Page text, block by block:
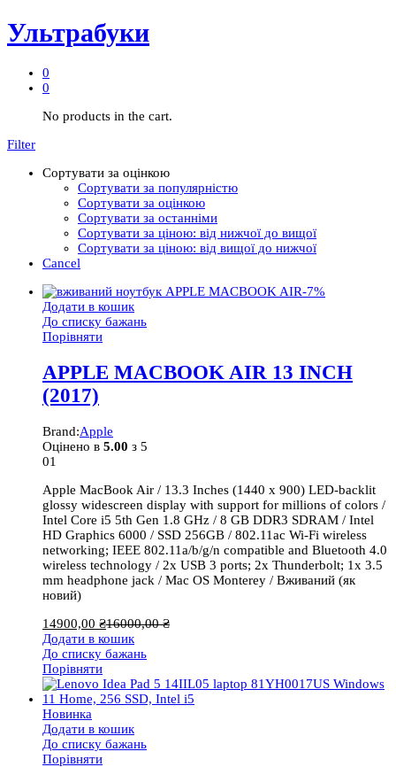
Ультрабуки
0
0
No products in the cart.
Filter
Сортувати за оцінкою
Сортувати за популярністю
Сортувати за оцінкою
Сортувати за останніми
Сортувати за ціною: від нижчої до вищої
Сортувати за ціною: від вищої до нижчої
Cancel
-7%
Додати в кошик
До списку бажань
Порівняти
APPLE MACBOOK AIR 13 INCH
(2017)
Brand:Apple
Оцінено в 5.00 з 5
01
Apple MacBook Air / 13.3 Inches (1440 x 900) LED-backlit
glossy widescreen display with support for millions of colors /
Intel Core i5 5th Gen 1.8 GHz / 8 GB DDR3 SDRAM / Intel
HD Graphics 6000 / SSD 256GB / 802.11ac Wi-Fi wireless
networking; IEEE 802.11a/b/g/n compatible and Bluetooth 4.0
wireless technology / 2x USB 3 ports; 2x Thunderbolt; 1x 3.5
mm headphone jack / Mac OS Monterey / Вживаний (як
новий)
14900,00 ₴16000,00₴
Додати в кошик
До списку бажань
Порівняти
Новинка
Додати в кошик
До списку бажань
Порівняти